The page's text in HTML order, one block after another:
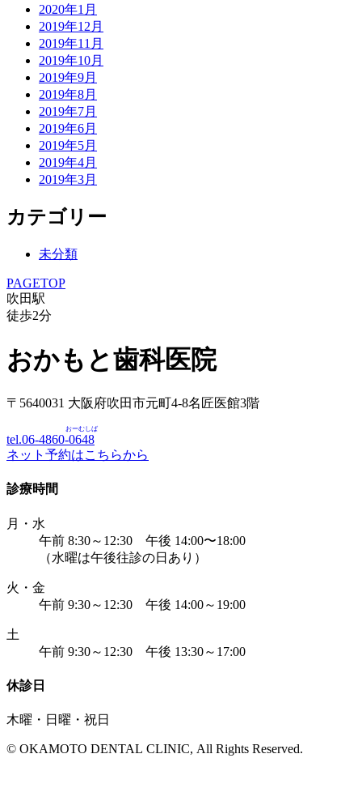
2020年1月
2019年12月
2019年11月
2019年10月
2019年9月
2019年8月
2019年7月
2019年6月
2019年5月
2019年4月
2019年3月
カテゴリー
未分類
PAGETOP
吹田駅
徒歩2分
おかもと歯科医院
〒5640031 大阪府吹田市元町4-8名匠医館3階
tel.06-4860-0648
おーむしば
ネット予約はこちらから
診療時間
月・水
午前 8:30～12:30 午後 14:00〜18:00
（水曜は午後往診の日あり）
火・金
午前 9:30～12:30 午後 14:00～19:00
土
午前 9:30～12:30 午後 13:30～17:00
休診日
木曜・日曜・祝日
© OKAMOTO DENTAL CLINIC, All Rights Reserved.